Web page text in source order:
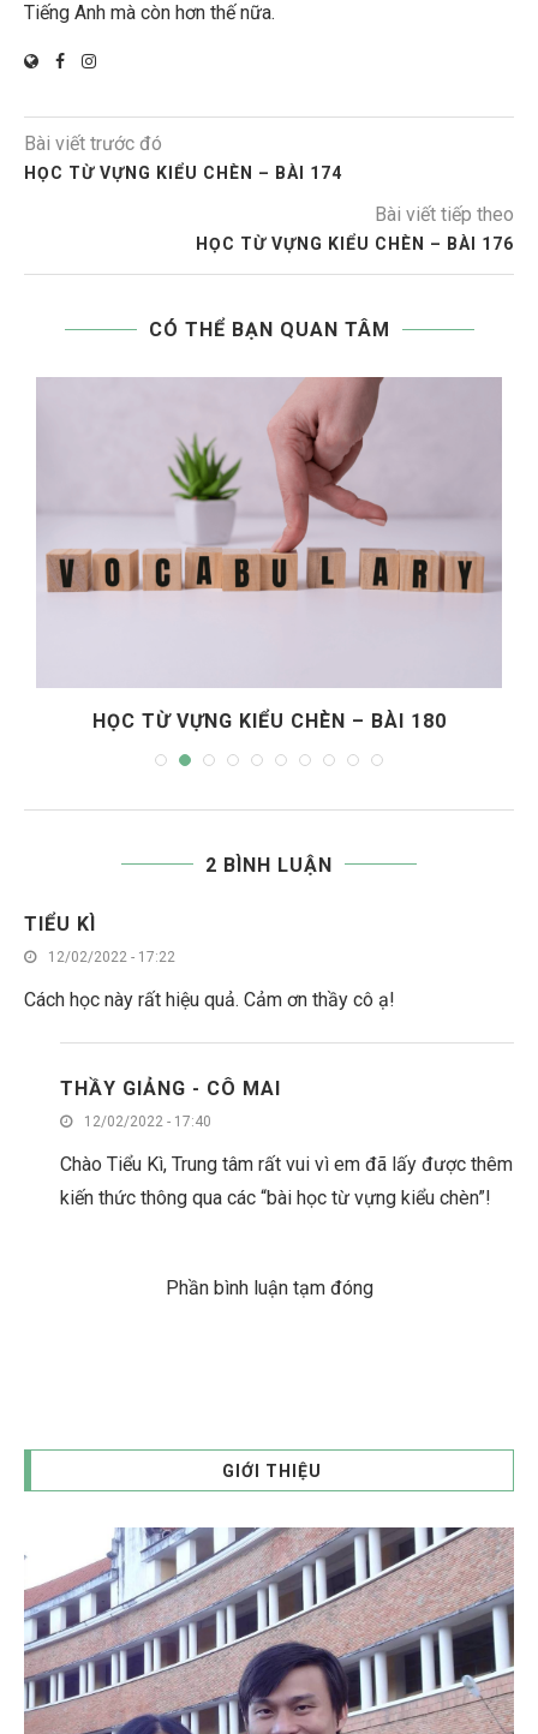
Tiếng Anh mà còn hơn thế nữa.
Bài viết trước đó
HỌC TỪ VỰNG KIỂU CHÈN – BÀI 174
Bài viết tiếp theo
HỌC TỪ VỰNG KIỂU CHÈN – BÀI 176
CÓ THỂ BẠN QUAN TÂM
HỌC TỪ VỰNG KIỂU CHÈN – BÀI 180
2 BÌNH LUẬN
TIỂU KÌ
12/02/2022 - 17:22
Cách học này rất hiệu quả. Cảm ơn thầy cô ạ!
THẦY GIẢNG - CÔ MAI
12/02/2022 - 17:40
Chào Tiểu Kì, Trung tâm rất vui vì em đã lấy được thêm
kiến thức thông qua các “bài học từ vựng kiểu chèn”!
Phần bình luận tạm đóng
GIỚI THIỆU